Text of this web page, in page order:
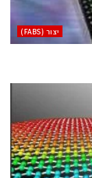
‫יצור (‪(FABS‬‬